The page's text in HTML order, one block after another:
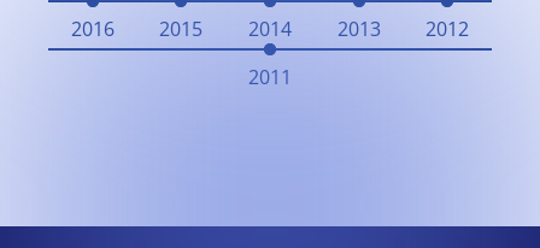
2016
2015 2014 2013
2012
2011